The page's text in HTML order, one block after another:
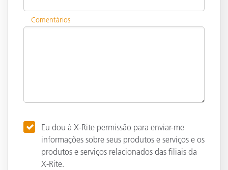
Comentários
Eu dou à X-Rite permissão para enviar-me
informações sobre seus produtos e serviços e os
produtos e serviços relacionados das filiais da
X-Rite.